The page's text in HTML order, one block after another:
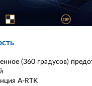
(360 градусов)
A-RTK